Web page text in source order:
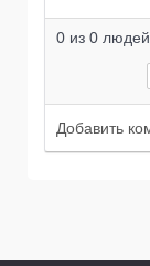
0 из 0
Добавить